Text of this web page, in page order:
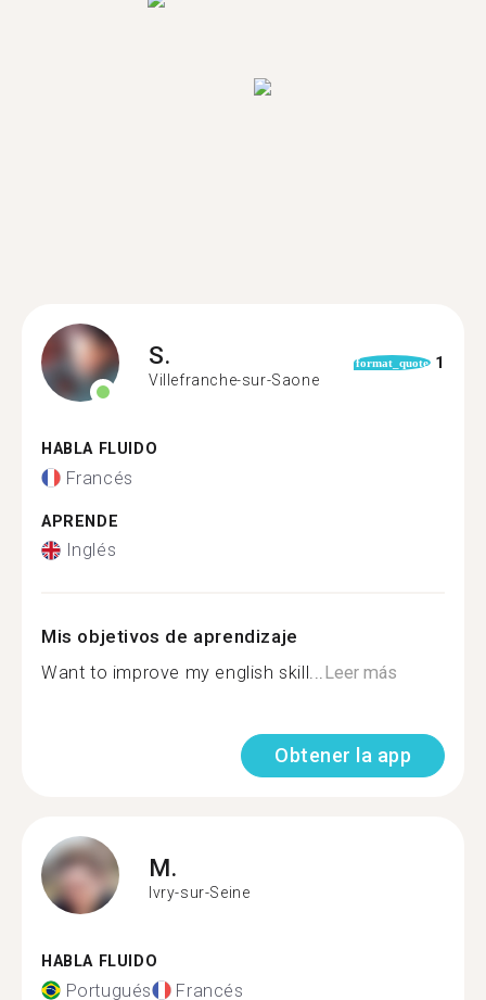
S.
Villefranche-sur-Saone
format_quote 1
HABLA FLUIDO
Francés
APRENDE
Inglés
Mis objetivos de aprendizaje
Want to improve my english skill...Leer más
Obtener la app
M.
Ivry-sur-Seine
HABLA FLUIDO
Portugués Francés